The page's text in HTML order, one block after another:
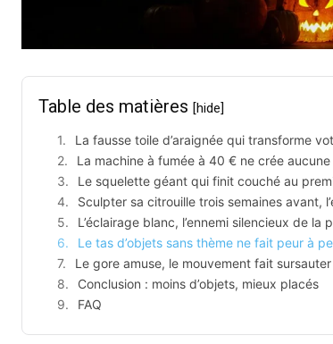
Table des matières [hide]
La fausse toile d’araignée qui transforme
La machine à fumée à 40 € ne crée
Le squelette géant qui finit couché au
Sculpter sa citrouille trois semaines avant,
L’éclairage blanc, l’ennemi silencieux de la
Le tas d’objets sans thème ne fait peur à
Le gore amuse, le mouvement fait sursauter
Conclusion : moins d’objets, mieux placés
FAQ